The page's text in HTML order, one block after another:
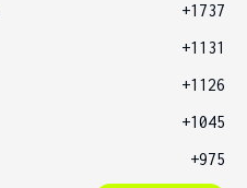
+1737
+1131
+1126
+1045
+975